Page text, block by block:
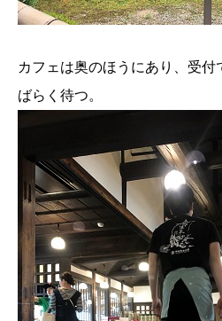
カフェは奥のほうにあり、受付
ばらく待つ。